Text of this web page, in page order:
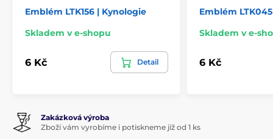
Emblém LTK156 | Kynologie
Skladem v e-shopu
6 Kč Detail
Emblém
Skladem v e-
6 Kč
Zakázková výroba
Zboží vám vyrobíme i potiskneme již od 1 ks